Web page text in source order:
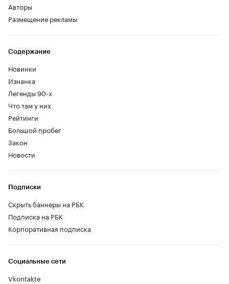
Авторы
Размещение рекламы
Содержание
Новинки
Изнанка
Легенды 90-х
Что там у них
Рейтинги
Большой пробег
Закон
Новости
Социальные сети
Vkontakte
Подписки
Скрыть баннеры на РБК
Подписка на РБК
Корпоративная подписка